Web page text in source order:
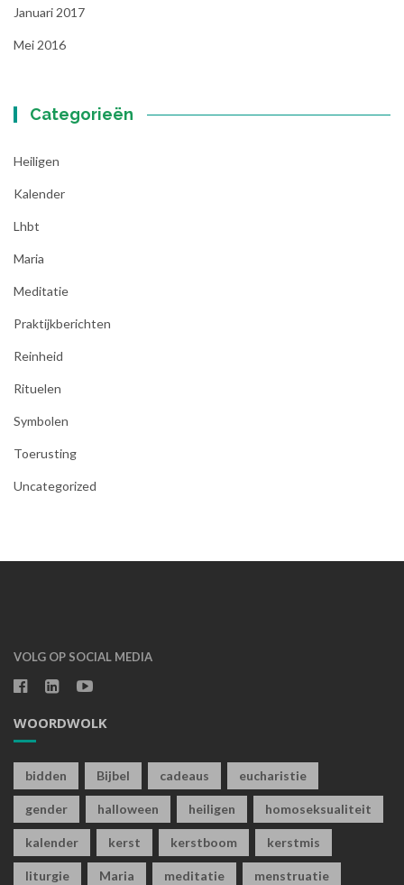
Januari 2017
Mei 2016
Categorieën
Heiligen
Kalender
Lhbt
Maria
Meditatie
Praktijkberichten
Reinheid
Rituelen
Symbolen
Toerusting
Uncategorized
VOLG OP SOCIAL MEDIA
WOORDWOLK
bidden Bijbel cadeaus eucharistie
gender halloween heiligen homoseksualiteit
kalender kerst kerstboom kerstmis
liturgie Maria meditatie menstruatie